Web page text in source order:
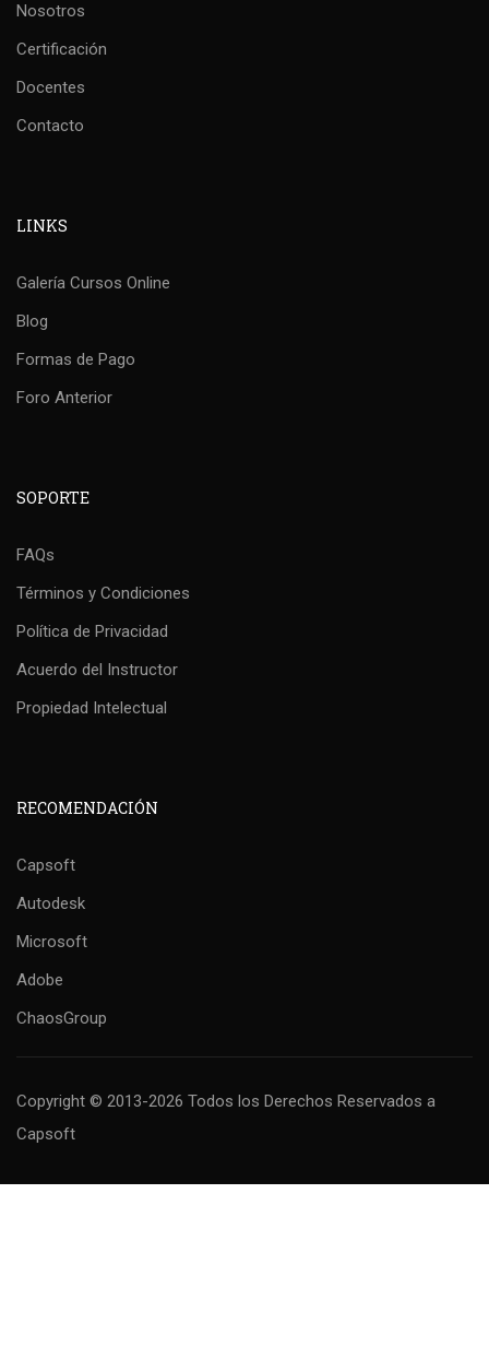
Nosotros
Certificación
Docentes
Contacto
LINKS
Galería Cursos Online
Blog
Formas de Pago
Foro Anterior
SOPORTE
FAQs
Términos y Condiciones
Política de Privacidad
Acuerdo del Instructor
Propiedad Intelectual
RECOMENDACIÓN
Capsoft
Autodesk
Microsoft
Adobe
ChaosGroup
Copyright © 2013-2026 Todos los Derechos Reservados a
Capsoft